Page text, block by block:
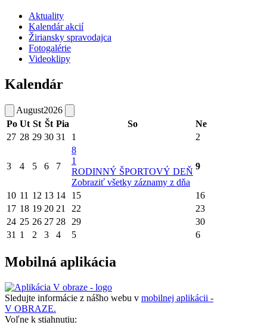
Aktuality
Kalendár akcií
Žiriansky spravodajca
Fotogalérie
Videoklipy
Kalendár
August2026
Po Ut St Št Pia So
Ne
27 28 29 30 31 1 2
3 4 5 6 7
8
1
RODINNÝ ŠPORTOVÝ DEŇ
Zobraziť všetky záznamy z dňa
9
10 11 12 13 14 15
16
17 18 19 20 21 22
23
24 25 26 27 28 29
30
31 1 2 3 4 5 6
Mobilná aplikácia
Sledujte informácie z nášho webu v mobilnej aplikácii -
V OBRAZE.
Voľne k stiahnutiu: